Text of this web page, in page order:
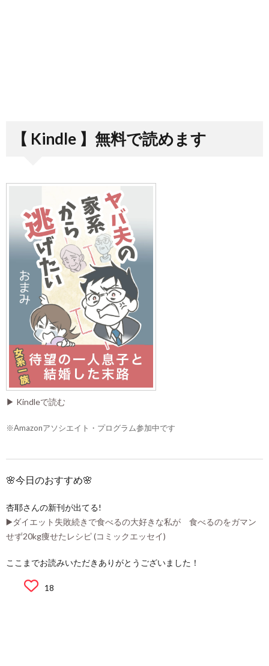
【 Kindle 】無料で読めます
▶ Kindleで読む
※Amazonアソシエイト・プログラム参加中です
🌸今日のおすすめ🌸
杏耶さんの新刊が出てる!
▶️ダイエット失敗続きで食べるの大好きな私が 食べるのをガマン
せず20kg痩せたレシピ (コミックエッセイ)
ここまでお読みいただきありがとうございました！
18